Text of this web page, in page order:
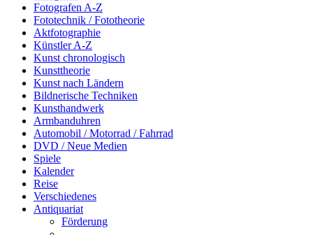
Fotografen A-Z
Fototechnik / Fototheorie
Aktfotographie
Künstler A-Z
Kunst chronologisch
Kunsttheorie
Kunst nach Ländern
Bildnerische Techniken
Kunsthandwerk
Armbanduhren
Automobil / Motorrad / Fahrrad
DVD / Neue Medien
Spiele
Kalender
Reise
Verschiedenes
Antiquariat
Förderung